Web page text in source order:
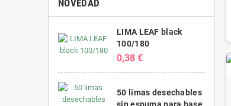
NOVEDAD
LIMA LEAF black
100/180
0,38 €
50 limas desechables